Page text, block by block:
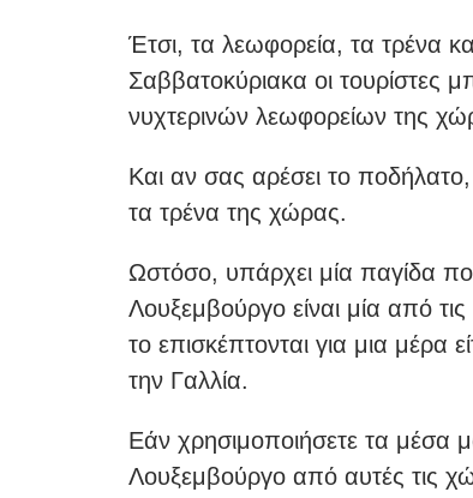
Έτσι, τα λεωφορεία, τα τρένα
Σαββατοκύριακα οι τουρίστες
νυχτερινών λεωφορείων της
Και αν σας αρέσει το
τα τρένα της χώρας.
Ωστόσο, υπάρχει μία παγίδα
Λουξεμβούργο είναι μία από
το επισκέπτονται για μια μέρα
την Γαλλία.
Εάν χρησιμοποιήσετε τα μέσα
Λουξεμβούργο από αυτές τις